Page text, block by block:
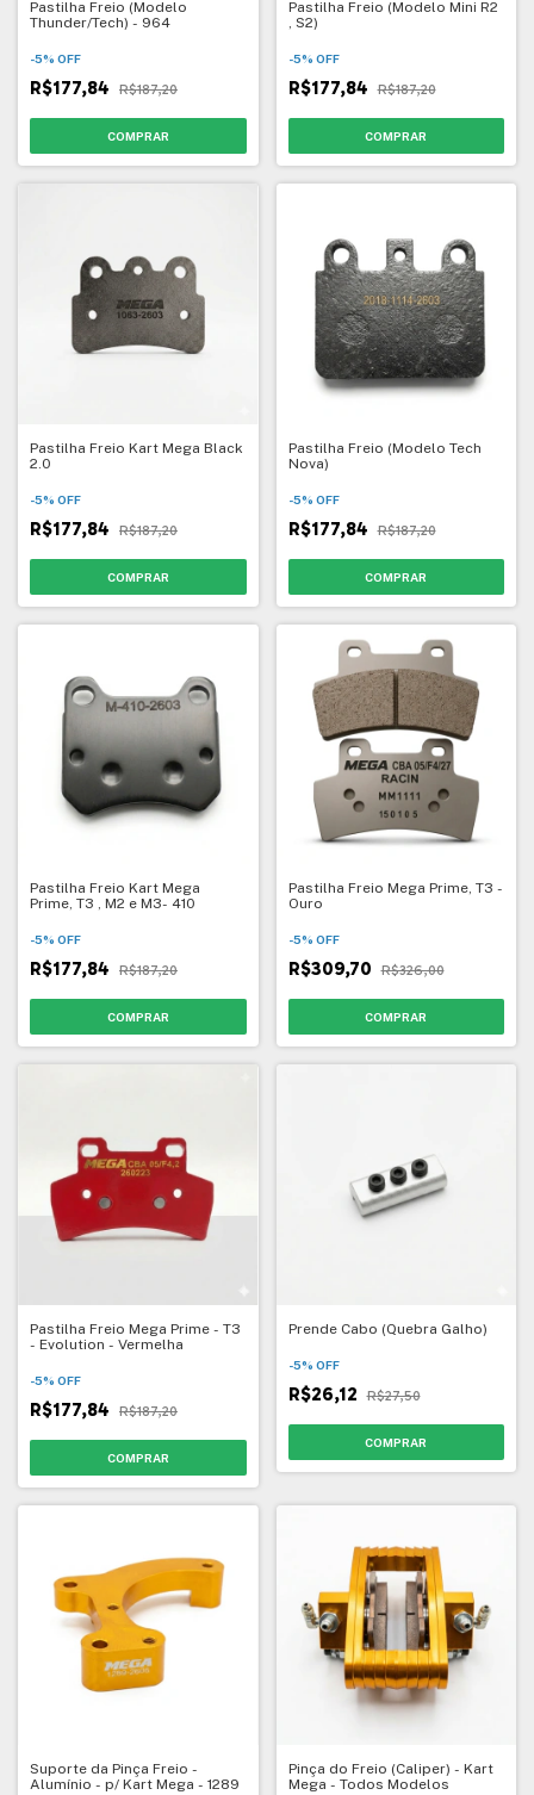
Pastilha Freio (Modelo
Thunder/Tech) - 964
-5% OFF
R$177,84 R$187,20
Pastilha Freio (Modelo Mini R2
, S2)
-5% OFF
R$177,84 R$187,20
Pastilha Freio Kart Mega Black
2.0
-5% OFF
R$177,84 R$187,20
Pastilha Freio (Modelo Tech
Nova)
-5% OFF
R$177,84 R$187,20
Pastilha Freio Kart Mega
Prime, T3 , M2 e M3- 410
-5% OFF
R$177,84 R$187,20
Pastilha Freio Mega Prime, T3 -
Ouro
-5% OFF
R$309,70 R$326,00
Pastilha Freio Mega Prime - T3
- Evolution - Vermelha
-5% OFF
R$177,84 R$187,20
Prende Cabo (Quebra Galho)
-5% OFF
R$26,12 R$27,50
Suporte da Pinça Freio -
Alumínio - p/ Kart Mega - 1289
Pinça do Freio (Caliper) - Kart
Mega - Todos Modelos